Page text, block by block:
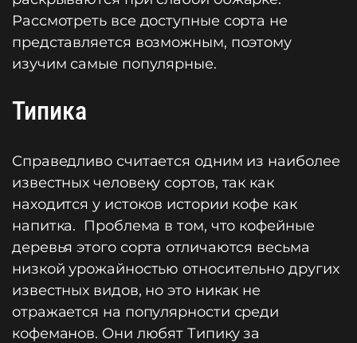
Рассмотреть все доступные сорта не
представляется возможным, поэтому
изучим самые популярные.
Типика
Справедливо считается одним из наиболее
известных человеку сортов, так как
находится у истоков истории кофе как
напитка. Проблема в том, что кофейные
деревья этого сорта отличаются весьма
низкой урожайностью относительно других
известных видов, но это никак не
отражается на популярности среди
кофеманов. Они любят Типику за